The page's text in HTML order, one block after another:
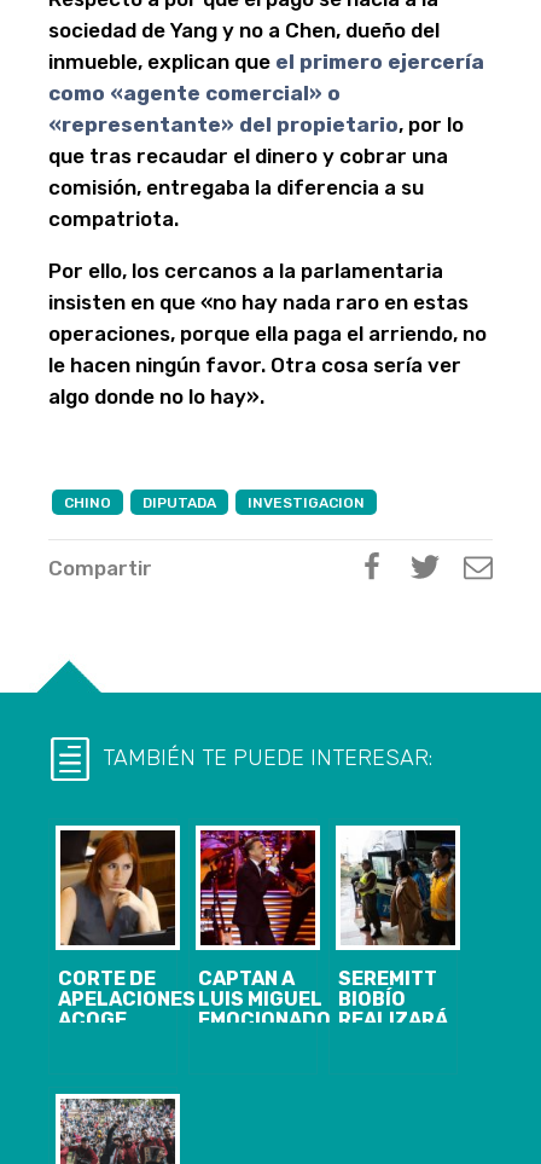
sociedad de Yang y no a Chen, dueño del
inmueble, explican que el primero ejercería
como «agente comercial» o
«representante» del propietario, por lo
que tras recaudar el dinero y cobrar una
comisión, entregaba la diferencia a su
compatriota.
Por ello, los cercanos a la parlamentaria
insisten en que «no hay nada raro en estas
operaciones, porque ella paga el arriendo, no
le hacen ningún favor. Otra cosa sería ver
algo donde no lo hay».
CHINO DIPUTADA INVESTIGACION
Compartir
TAMBIÉN TE PUEDE INTERESAR:
CORTE DE
APELACIONES
ACOGE
CATALINA
PÉREZ
CAPTAN A
LUIS MIGUEL
EMOCIONADO
SEREMITT
BIOBÍO
REALIZARÁ